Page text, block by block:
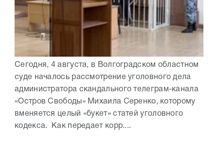
Сегодня, 4 августа, в Волгоградском областном
суде началось рассмотрение уголовного дела
администратора скандального телеграм-канала
«Остров Свободы» Михаила Серенко, которому
вменяется целый «букет» статей уголовного
кодекса. Как передает корр....